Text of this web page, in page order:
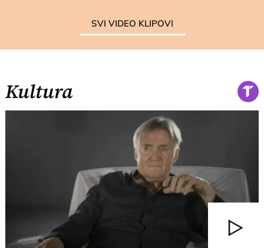
SVI VIDEO KLIPOVI
Kultura